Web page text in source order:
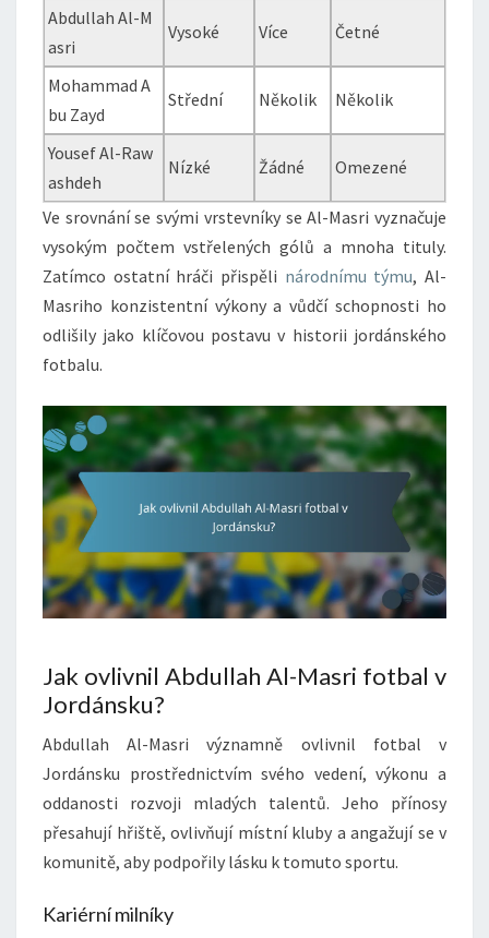
Abdullah Al-M
asri
Vysoké Více Četné
Mohammad A
bu Zayd
Střední Několik Několik
Yousef Al-Raw
ashdeh
Nízké Žádné Omezené
Ve srovnání se svými vrstevníky se Al-Masri vyznačuje
vysokým počtem vstřelených gólů a mnoha tituly.
Zatímco ostatní hráči přispěli národnímu týmu, Al-
Masriho konzistentní výkony a vůdčí schopnosti ho
odlišily jako klíčovou postavu v historii jordánského
fotbalu.
Jak ovlivnil Abdullah Al-Masri fotbal v
Jordánsku?
Abdullah Al-Masri významně ovlivnil fotbal v
Jordánsku prostřednictvím svého vedení, výkonu a
oddanosti rozvoji mladých talentů. Jeho přínosy
přesahují hřiště, ovlivňují místní kluby a angažují se v
komunitě, aby podpořily lásku k tomuto sportu.
Kariérní milníky